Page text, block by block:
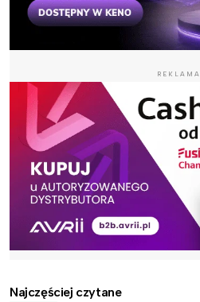
REKLAMA
Najczęściej czytane